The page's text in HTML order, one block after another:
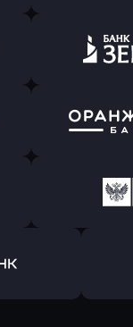
в Т-Банк
в
в Банк